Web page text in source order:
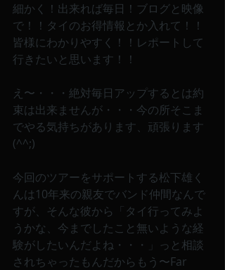
細かく！出来れば毎日！ブログと映像
で！！タイのお得情報とか入れて！！
皆様にわかりやすく！！レポートして
行きたいと思います！！
え〜・・・絶対毎日アップするとは約
束は出来ませんが・・・今の所そこま
でやる気持ちがあります、頑張ります
(^^;)
今回のツアーをサポートする松下雄く
んは10年来の親友でバンド仲間なんで
すが、そんな彼から「タイ行ってみよ
うかな、今までしたこと無いような経
験がしたいんだよね・・・」っと相談
されちゃったもんだからもう〜Far